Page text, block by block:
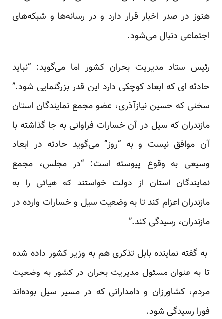
هنوز در صدر اخبار قرار دارد و در رسانه‌ها و شبکه‌های
اجتماعی دنبال می‌شود.
رئیس ستاد مدیریت بحران کشور اما می‌گوید: “نباید
حادثه ای که ابعاد کوچکی دارد این قدر بزرگنمایی شود.”
سخنی که حسین نیازآذری، عضو مجمع نمایندگان استان
مازندران که سیل در آن خسارات فراوانی به جا گذاشته با
آن موافق نیست و به “روز” می‌گوید حادثه در ابعاد
وسیعی به وقوع پیوسته است: “در مجلس، مجمع
نمایندگان استان از دولت خواستند که هیاتی را به
مازندران اعزام کند تا به وضعیت سیل و خسارات وارده در
مازندران، رسیدگی کند.”
به گفته نماینده بابل تذکری هم به وزیر کشور داده شده
تا به عنوان مسئول مدیریت بحران در کشور به وضعیت
مردم، کشاورزان و دامدارانی که در مسیر سیل بوده‌اند
فورا رسیدگی شود.